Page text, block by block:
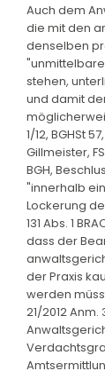
Auch dem
die mit den
denselben
stehen,
und damit
1/12, BGHSt
Gillmeister,
BGH,
"innerhalb
Lockerung
131 Abs. 1
dass der
der Praxis
werden
21/2012